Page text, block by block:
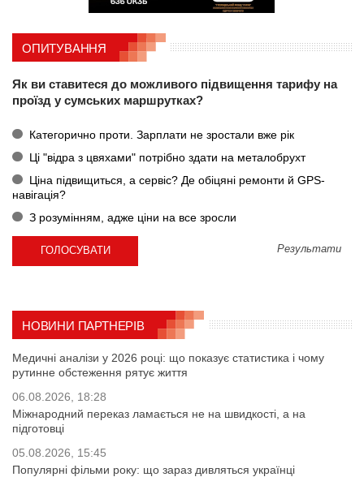
ОПИТУВАННЯ
Як ви ставитеся до можливого підвищення тарифу на
проїзд у сумських маршрутках?
Категорично проти. Зарплати не зростали вже рік
Ці "відра з цвяхами" потрібно здати на металобрухт
Ціна підвищиться, а сервіс? Де обіцяні ремонти й GPS-
навігація?
З розумінням, адже ціни на все зросли
Результати
НОВИНИ ПАРТНЕРІВ
Медичні аналізи у 2026 році: що показує статистика і чому
рутинне обстеження рятує життя
06.08.2026, 18:28
Міжнародний переказ ламається не на швидкості, а на
підготовці
05.08.2026, 15:45
Популярні фільми року: що зараз дивляться українці